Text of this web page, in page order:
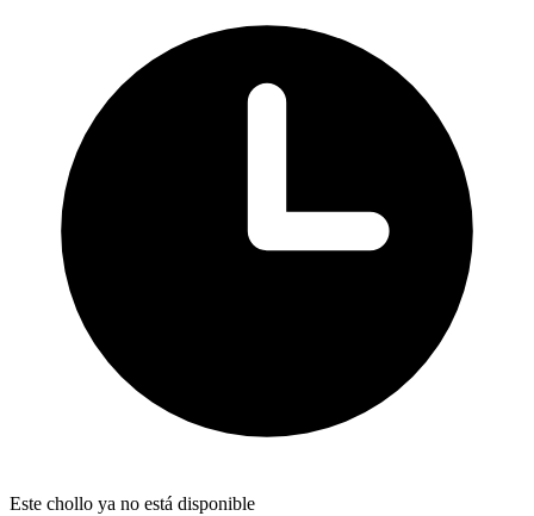
Este chollo ya no está disponible